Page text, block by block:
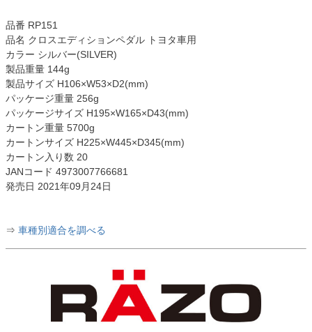
品番 RP151
品名 クロスエディションペダル トヨタ車用
カラー シルバー(SILVER)
製品重量 144g
製品サイズ H106×W53×D2(mm)
パッケージ重量 256g
パッケージサイズ H195×W165×D43(mm)
カートン重量 5700g
カートンサイズ H225×W445×D345(mm)
カートン入り数 20
JANコード 4973007766681
発売日 2021年09月24日
⇒ 車種別適合を調べる